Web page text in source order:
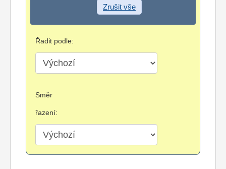
Zrušit vše
Řadit podle:
Směr
řazení: